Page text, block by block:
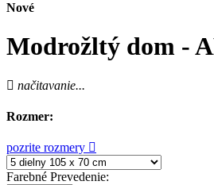
Nové
Modrožltý dom -
načitavanie...
Rozmer:
pozrite rozmery
Farebné Prevedenie: